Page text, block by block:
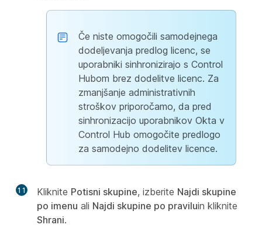
Če niste omogočili samodejnega
dodeljevanja predlog licenc, se
uporabniki sinhronizirajo s Control
Hubom brez dodelitve licenc. Za
zmanjšanje administrativnih
stroškov priporočamo, da pred
sinhronizacijo uporabnikov Okta v
Control Hub omogočite predlogo
za samodejno dodelitev licence.
11 Kliknite Potisni skupine, izberite Najdi skupine
po imenu ali Najdi skupine po praviluin kliknite
Shrani.